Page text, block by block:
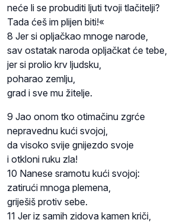
neće li se probuditi ljuti tvoji tlačitelji?
Tada ćeš im plijen biti!«
8 Jer si opljačkao mnoge narode,
sav ostatak naroda opljačkat će tebe,
jer si prolio krv ljudsku,
poharao zemlju,
grad i sve mu žitelje.
9 Jao onom tko otimačinu zgrće
nepravednu kući svojoj,
da visoko svije gnijezdo svoje
i otkloni ruku zla!
10 Nanese sramotu kući svojoj:
zatirući mnoga plemena,
griješiš protiv sebe.
11 Jer iz samih zidova kamen kriči,